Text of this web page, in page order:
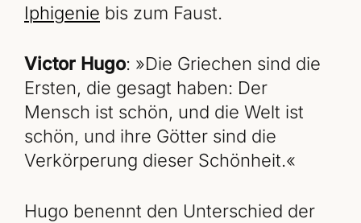
Iphigenie bis zum Faust.
Victor Hugo: »Die Griechen sind die
Ersten, die gesagt haben: Der
Mensch ist schön, und die Welt ist
schön, und ihre Götter sind die
Verkörperung dieser Schönheit.«
Hugo benennt den Unterschied der